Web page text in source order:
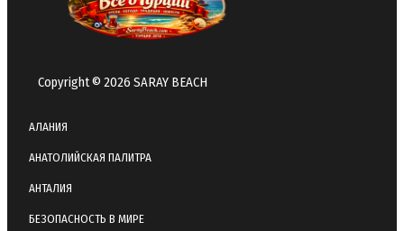
Copyright © 2026 SARAY BEACH
АЛАНИЯ
АНАТОЛИЙСКАЯ ПАЛИТРА
АНТАЛИЯ
БЕЗОПАСНОСТЬ В МИРЕ